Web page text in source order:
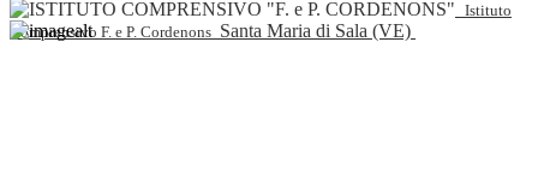
Istituto
Comprensivo F. e P. Cordenons Santa Maria di Sala (VE)